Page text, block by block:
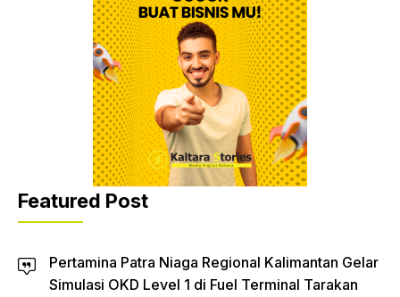
Featured Post
Pertamina Patra Niaga Regional Kalimantan Gelar
Simulasi OKD Level 1 di Fuel Terminal Tarakan